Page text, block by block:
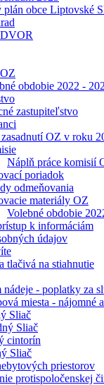
obce Liptovské
obdobie 2022 -
zastupiteľstvo
OZ v roku
Náplň práce komisií
poriadok
odmeňovania
materiály OZ
Volebné obdobie
k informáciám
údajov
tlačivá na stiahnutie
nádeje - poplatky za
miesta - nájomné
Sliač
Sliač
cintorín
Sliač
priestorov
protispoločenskej